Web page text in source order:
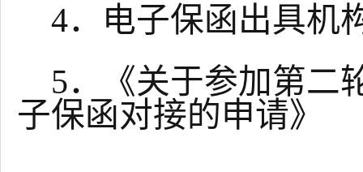
4．电子保函出具机
5．《关于参加第二
子保函对接的申请》